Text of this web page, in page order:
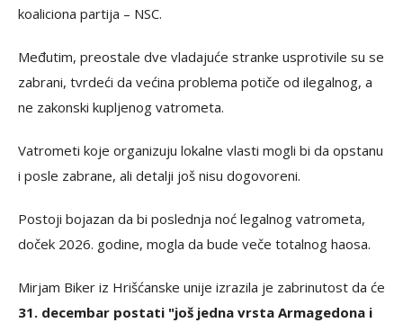
koaliciona partija – NSC.
Međutim, preostale dve vladajuće stranke usprotivile su se
zabrani, tvrdeći da većina problema potiče od ilegalnog, a
ne zakonski kupljenog vatrometa.
Vatrometi koje organizuju lokalne vlasti mogli bi da opstanu
i posle zabrane, ali detalji još nisu dogovoreni.
Postoji bojazan da bi poslednja noć legalnog vatrometa,
doček 2026. godine, mogla da bude veče totalnog haosa.
Mirjam Biker iz Hrišćanske unije izrazila je zabrinutost da će
31. decembar postati "još jedna vrsta Armagedona i